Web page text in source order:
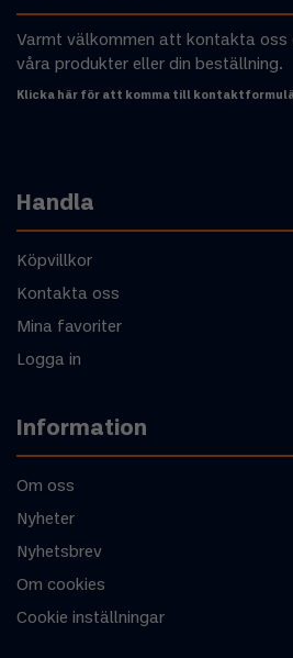
Varmt välkommen att kontakta oss
våra produkter eller din beställning.
Klicka här för att komma till
Handla
Köpvillkor
Kontakta oss
Mina favoriter
Logga in
Information
Om oss
Nyheter
Nyhetsbrev
Om cookies
Cookie inställningar